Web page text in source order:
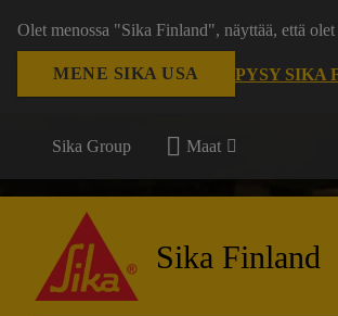
Olet menossa "Sika Finland", näyttää, että
MENE SIKA USA PYSY SIKA
Sika Group Maat
Sika Finland